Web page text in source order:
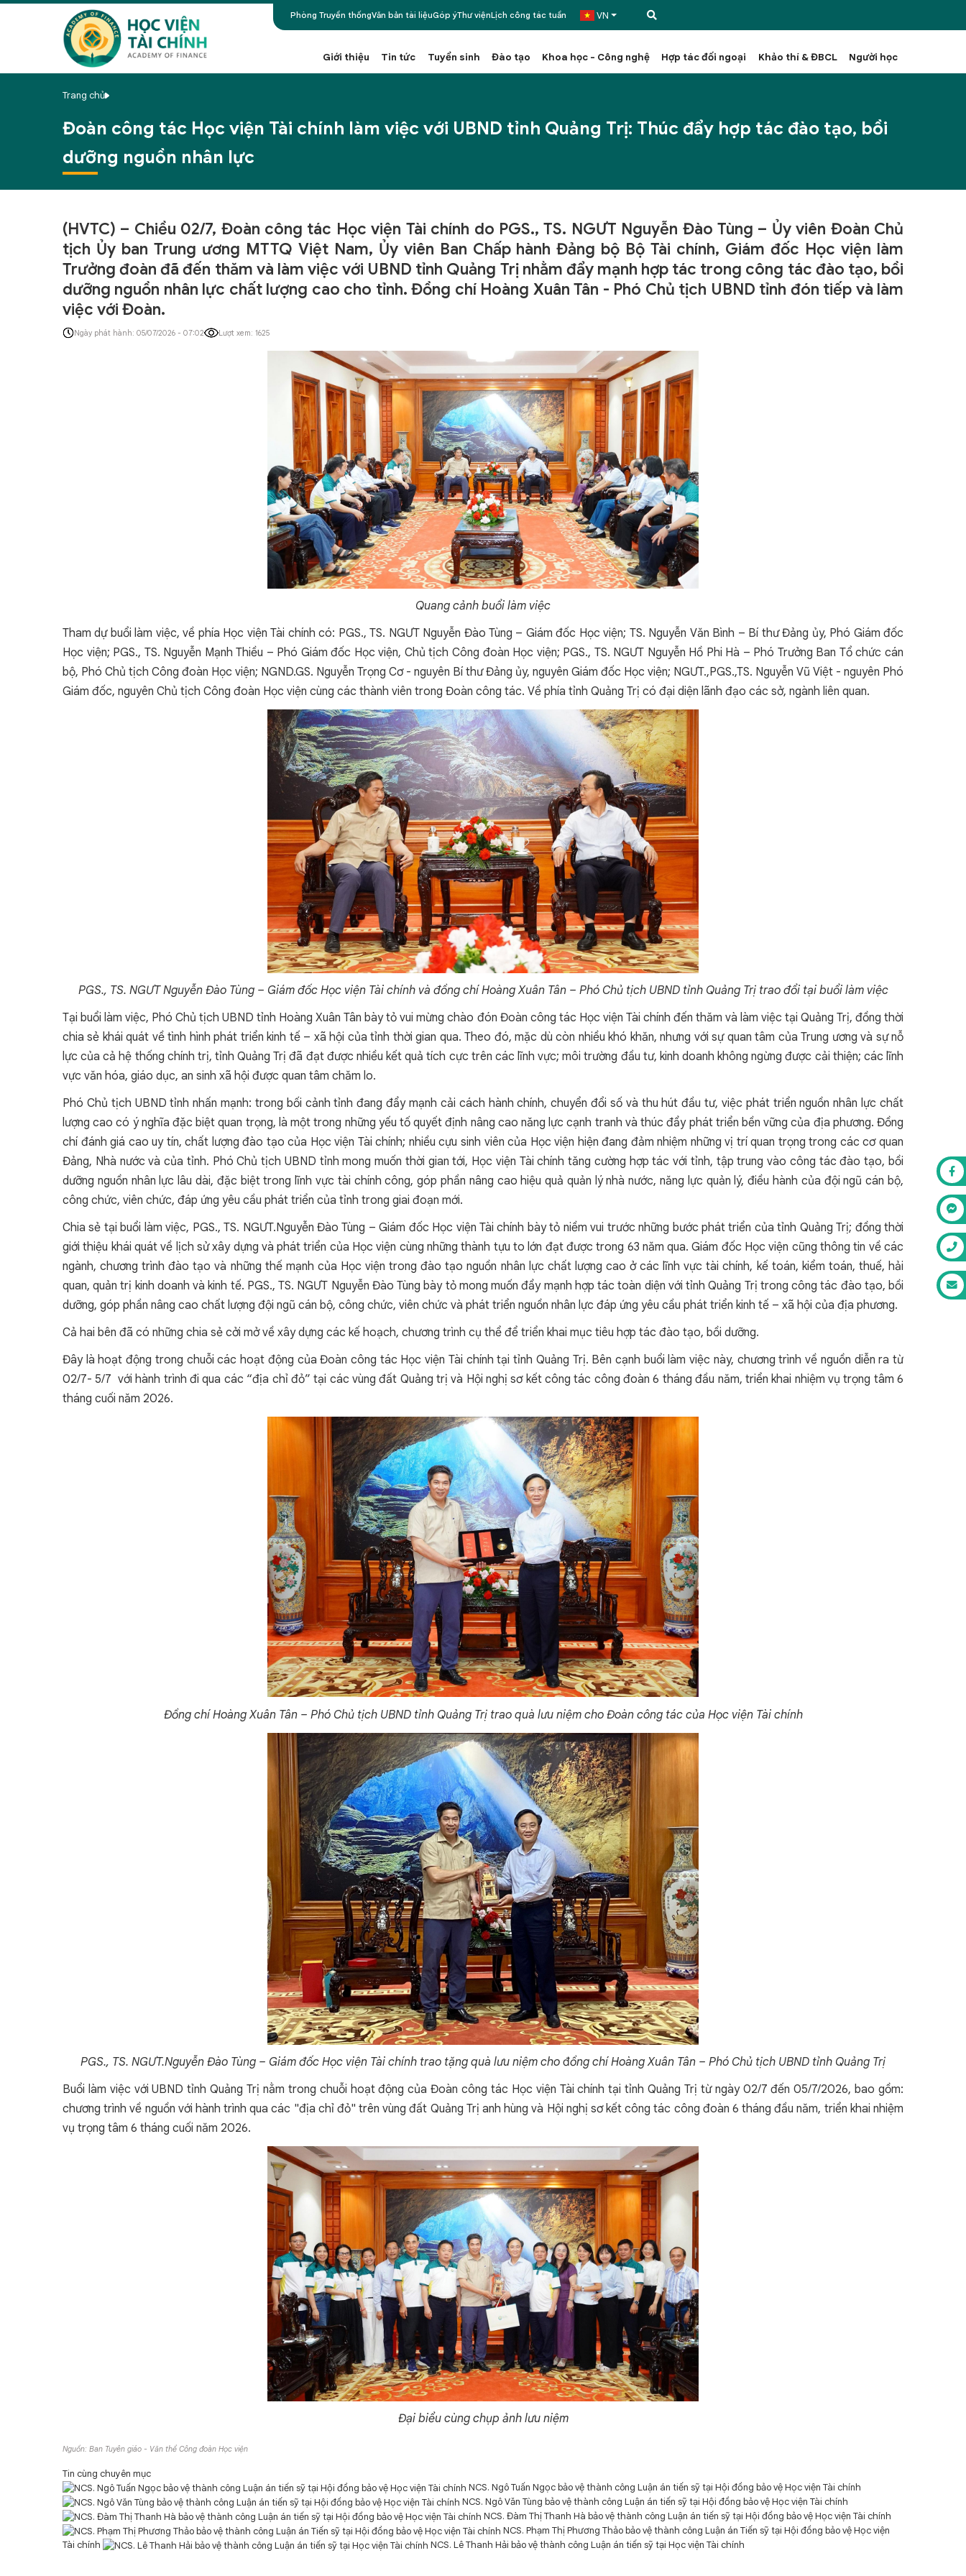
Phòng Truyền thốngVăn bản tài liệuGóp ýThư việnLịch công tác tuần VN
Giới thiệu Tin tức Tuyển sinh Đào tạo Khoa học - Công nghệ Hợp tác đối ngoại Khảo thí & ĐBCL Người học
Trang chủ
Đoàn công tác Học viện Tài chính làm việc với UBND tỉnh Quảng Trị: Thúc đẩy hợp tác đào tạo, bồi
dưỡng nguồn nhân lực
(HVTC) – Chiều 02/7, Đoàn công tác Học viện Tài chính do PGS., TS. NGƯT Nguyễn Đào Tùng – Ủy viên Đoàn Chủ
tịch Ủy ban Trung ương MTTQ Việt Nam, Ủy viên Ban Chấp hành Đảng bộ Bộ Tài chính, Giám đốc Học viện làm
Trưởng đoàn đã đến thăm và làm việc với UBND tỉnh Quảng Trị nhằm đẩy mạnh hợp tác trong công tác đào tạo, bồi
dưỡng nguồn nhân lực chất lượng cao cho tỉnh. Đồng chí Hoàng Xuân Tân - Phó Chủ tịch UBND tỉnh đón tiếp và làm
việc với Đoàn.
Ngày phát hành: 05/07/2026 - 07:02 Lượt xem: 1625
Quang cảnh buổi làm việc
Tham dự buổi làm việc, về phía Học viện Tài chính có: PGS., TS. NGƯT Nguyễn Đào Tùng – Giám đốc Học viện; TS. Nguyễn Văn Bình – Bí thư Đảng ủy, Phó Giám đốc
Học viện; PGS., TS. Nguyễn Mạnh Thiều – Phó Giám đốc Học viện, Chủ tịch Công đoàn Học viện; PGS., TS. NGƯT Nguyễn Hồ Phi Hà – Phó Trưởng Ban Tổ chức cán
bộ, Phó Chủ tịch Công đoàn Học viện; NGND.GS. Nguyễn Trọng Cơ - nguyên Bí thư Đảng ủy, nguyên Giám đốc Học viện; NGƯT.,PGS.,TS. Nguyễn Vũ Việt - nguyên Phó
Giám đốc, nguyên Chủ tịch Công đoàn Học viện cùng các thành viên trong Đoàn công tác. Về phía tỉnh Quảng Trị có đại diện lãnh đạo các sở, ngành liên quan.
PGS., TS. NGƯT Nguyễn Đào Tùng – Giám đốc Học viện Tài chính và đồng chí Hoàng Xuân Tân – Phó Chủ tịch UBND tỉnh Quảng Trị trao đổi tại buổi làm việc
Tại buổi làm việc, Phó Chủ tịch UBND tỉnh Hoàng Xuân Tân bày tỏ vui mừng chào đón Đoàn công tác Học viện Tài chính đến thăm và làm việc tại Quảng Trị, đồng thời
chia sẻ khái quát về tình hình phát triển kinh tế – xã hội của tỉnh thời gian qua. Theo đó, mặc dù còn nhiều khó khăn, nhưng với sự quan tâm của Trung ương và sự nỗ
lực của cả hệ thống chính trị, tỉnh Quảng Trị đã đạt được nhiều kết quả tích cực trên các lĩnh vực; môi trường đầu tư, kinh doanh không ngừng được cải thiện; các lĩnh
vực văn hóa, giáo dục, an sinh xã hội được quan tâm chăm lo.
Phó Chủ tịch UBND tỉnh nhấn mạnh: trong bối cảnh tỉnh đang đẩy mạnh cải cách hành chính, chuyển đổi số và thu hút đầu tư, việc phát triển nguồn nhân lực chất
lượng cao có ý nghĩa đặc biệt quan trọng, là một trong những yếu tố quyết định nâng cao năng lực cạnh tranh và thúc đẩy phát triển bền vững của địa phương. Đồng
chí đánh giá cao uy tín, chất lượng đào tạo của Học viện Tài chính; nhiều cựu sinh viên của Học viện hiện đang đảm nhiệm những vị trí quan trọng trong các cơ quan
Đảng, Nhà nước và của tỉnh. Phó Chủ tịch UBND tỉnh mong muốn thời gian tới, Học viện Tài chính tăng cường hợp tác với tỉnh, tập trung vào công tác đào tạo, bồi
dưỡng nguồn nhân lực lâu dài, đặc biệt trong lĩnh vực tài chính công, góp phần nâng cao hiệu quả quản lý nhà nước, năng lực quản lý, điều hành của đội ngũ cán bộ,
công chức, viên chức, đáp ứng yêu cầu phát triển của tỉnh trong giai đoạn mới.
Chia sẻ tại buổi làm việc, PGS., TS. NGƯT.Nguyễn Đào Tùng – Giám đốc Học viện Tài chính bày tỏ niềm vui trước những bước phát triển của tỉnh Quảng Trị; đồng thời
giới thiệu khái quát về lịch sử xây dựng và phát triển của Học viện cùng những thành tựu to lớn đạt được trong 63 năm qua. Giám đốc Học viện cũng thông tin về các
ngành, chương trình đào tạo và những thế mạnh của Học viện trong đào tạo nguồn nhân lực chất lượng cao ở các lĩnh vực tài chính, kế toán, kiểm toán, thuế, hải
quan, quản trị kinh doanh và kinh tế. PGS., TS. NGƯT Nguyễn Đào Tùng bày tỏ mong muốn đẩy mạnh hợp tác toàn diện với tỉnh Quảng Trị trong công tác đào tạo, bồi
dưỡng, góp phần nâng cao chất lượng đội ngũ cán bộ, công chức, viên chức và phát triển nguồn nhân lực đáp ứng yêu cầu phát triển kinh tế – xã hội của địa phương.
Cả hai bên đã có những chia sẻ cởi mở về xây dựng các kế hoạch, chương trình cụ thể để triển khai mục tiêu hợp tác đào tạo, bồi dưỡng.
Đây là hoạt động trong chuỗi các hoạt động của Đoàn công tác Học viện Tài chính tại tỉnh Quảng Trị. Bên cạnh buổi làm việc này, chương trình về nguồn diễn ra từ
02/7- 5/7 với hành trình đi qua các “địa chỉ đỏ” tại các vùng đất Quảng trị và Hội nghị sơ kết công tác công đoàn 6 tháng đầu năm, triển khai nhiệm vụ trọng tâm 6
tháng cuối năm 2026.
Đồng chí Hoàng Xuân Tân – Phó Chủ tịch UBND tỉnh Quảng Trị trao quà lưu niệm cho Đoàn công tác của Học viện Tài chính
PGS., TS. NGƯT.Nguyễn Đào Tùng – Giám đốc Học viện Tài chính trao tặng quà lưu niệm cho đồng chí Hoàng Xuân Tân – Phó Chủ tịch UBND tỉnh Quảng Trị
Buổi làm việc với UBND tỉnh Quảng Trị nằm trong chuỗi hoạt động của Đoàn công tác Học viện Tài chính tại tỉnh Quảng Trị từ ngày 02/7 đến 05/7/2026, bao gồm:
chương trình về nguồn với hành trình qua các "địa chỉ đỏ" trên vùng đất Quảng Trị anh hùng và Hội nghị sơ kết công tác công đoàn 6 tháng đầu năm, triển khai nhiệm
vụ trọng tâm 6 tháng cuối năm 2026.
Đại biểu cùng chụp ảnh lưu niệm
Nguồn: Ban Tuyên giáo - Văn thể Công đoàn Học viện
Tin cùng chuyên mục
NCS. Ngô Tuấn Ngọc bảo vệ thành công Luận án tiến sỹ tại Hội đồng bảo vệ Học viện Tài chính
NCS. Ngô Văn Tùng bảo vệ thành công Luận án tiến sỹ tại Hội đồng bảo vệ Học viện Tài chính
NCS. Đàm Thị Thanh Hà bảo vệ thành công Luận án tiến sỹ tại Hội đồng bảo vệ Học viện Tài chính
NCS. Phạm Thị Phương Thảo bảo vệ thành công Luận án Tiến sỹ tại Hội đồng bảo vệ Học viện
Tài chính
NCS. Lê Thanh Hải bảo vệ thành công Luận án tiến sỹ tại Học viện Tài chính